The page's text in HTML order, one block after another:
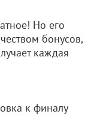
Но его
бонусов,
каждая
к финалу